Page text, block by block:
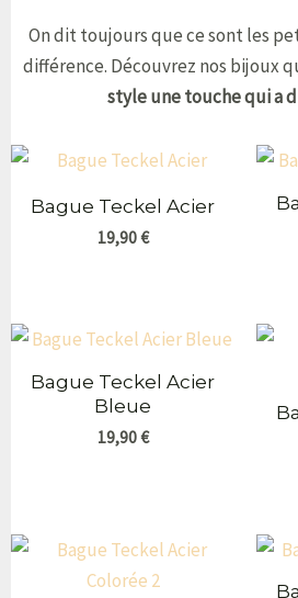
On dit toujours que ce sont les
différence. Découvrez nos bijoux
style une touche qui a
Bague Teckel Acier
19,90€
Bague Teckel Acier
Bleue
19,90€